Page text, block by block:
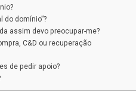
do domínio”?
assim devo preocupar-me?
C&D ou recuperação
de pedir apoio?